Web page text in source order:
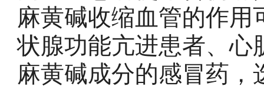
麻黄碱收缩血管的作
状腺功能亢进患者、
麻黄碱成分的感冒药